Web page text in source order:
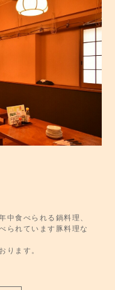
中食べられる鍋料理、
られています豚料理な
ります。